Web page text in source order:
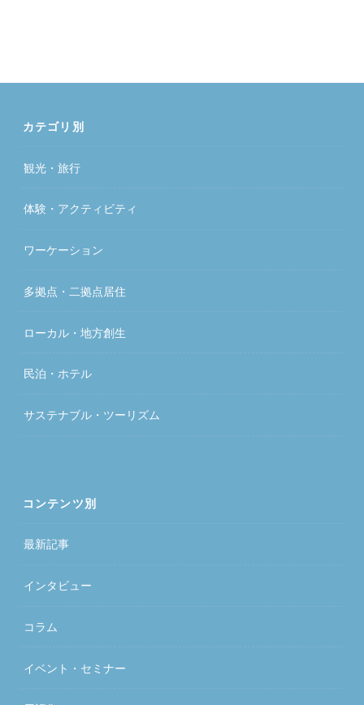
カテゴリ別
観光・旅行
体験・アクティビティ
ワーケーション
多拠点・二拠点居住
ローカル・地方創生
民泊・ホテル
サステナブル・ツーリズム
コンテンツ別
最新記事
インタビュー
コラム
イベント・セミナー